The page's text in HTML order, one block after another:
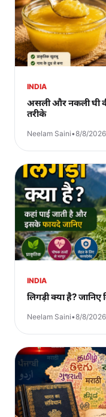
INDIA
असली और नकली घी
तरीके
Neelam Saini•8/8/2026
INDIA
लिगड़ी क्या है?
Neelam Saini•8/8/2026